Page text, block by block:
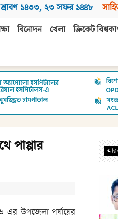
১৪৩৩, ২৩ সফর ১৪৪৮
বিনোদন খেলা ক্রিকেট
পাপ্পার
এর উপজেলা পর্যায়ের